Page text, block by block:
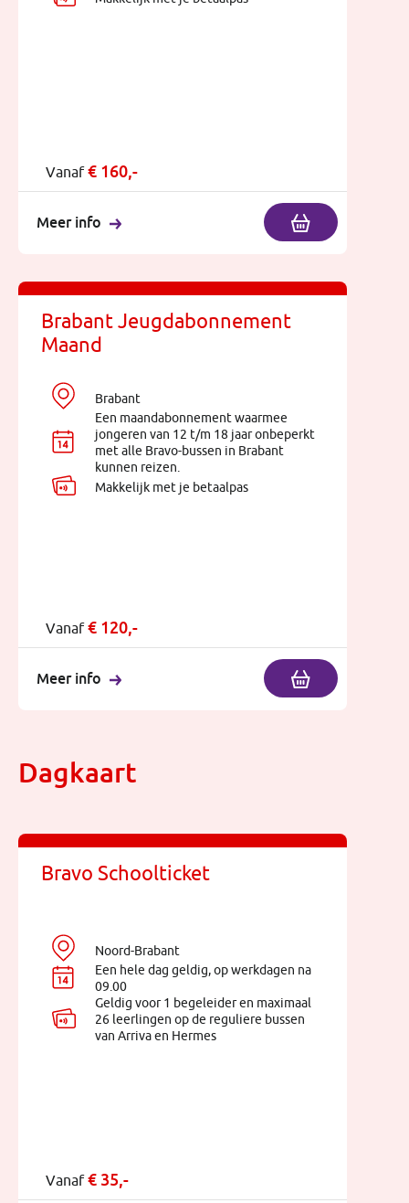
Vanaf € 160,-
Meer info
Brabant Jeugdabonnement
Maand
Brabant
Een maandabonnement waarmee
jongeren van 12 t/m 18 jaar onbeperkt
met alle Bravo-bussen in Brabant
kunnen reizen.
Makkelijk met je betaalpas
Vanaf € 120,-
Meer info
Dagkaart
Bravo Schoolticket
Noord-Brabant
Een hele dag geldig, op werkdagen na
09.00
Geldig voor 1 begeleider en maximaal
26 leerlingen op de reguliere bussen
van Arriva en Hermes
Vanaf € 35,-